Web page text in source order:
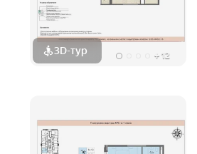
3D-тур + 12